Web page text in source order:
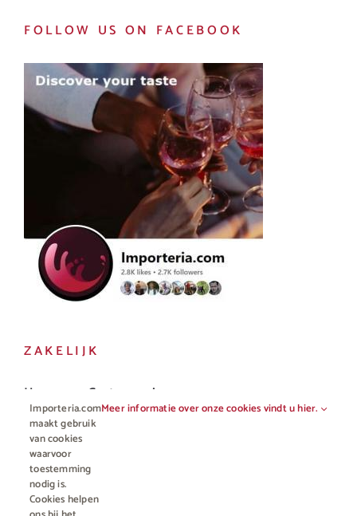
FOLLOW US ON FACEBOOK
ZAKELIJK
Horeca en Gastronomie
Vakhandel
Importeria.com
maakt gebruik
van cookies
waarvoor
toestemming
nodig is.
Cookies helpen
Meer informatie over onze cookies vindt u hier.